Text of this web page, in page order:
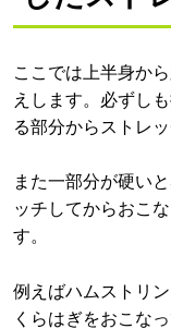
ここでは上半身か
えします。必ずし
る部分からストレ
また一部分が硬い
ッチしてからおこ
す。
例えばハムストリ
くらはぎをおこな